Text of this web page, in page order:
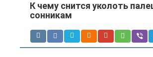
К чему снится уколоть
сонникам